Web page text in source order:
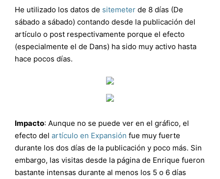
He utilizado los datos de sitemeter de 8 días (De
sábado a sábado) contando desde la publicación del
artículo o post respectivamente porque el efecto
(especialmente el de Dans) ha sido muy activo hasta
hace pocos días.
Impacto: Aunque no se puede ver en el gráfico, el
efecto del artículo en Expansión fue muy fuerte
durante los dos días de la publicación y poco más. Sin
embargo, las visitas desde la página de Enrique fueron
bastante intensas durante al menos los 5 o 6 días